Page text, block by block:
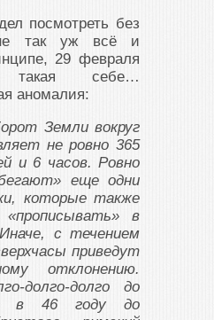
посмотреть без
так уж всё и
29 февраля
себе…
аномалия:
Земли вокруг
не ровно 365
и 6 часов. Ровно
еще одни
которые также
в
с течением
приведут
отклонению.
долго-долго до
в 46 году до